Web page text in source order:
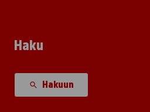
Haku
Hakuun